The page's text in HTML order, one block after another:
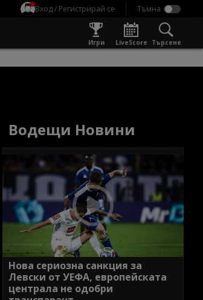
Вход / Регистрирай се
Игри LiveScore Търсене
Водещи Новини
Нова сериозна санкция за
Левски от УЕФА, европейската
централа не одобри